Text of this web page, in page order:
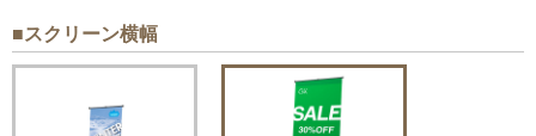
■スクリーン横幅